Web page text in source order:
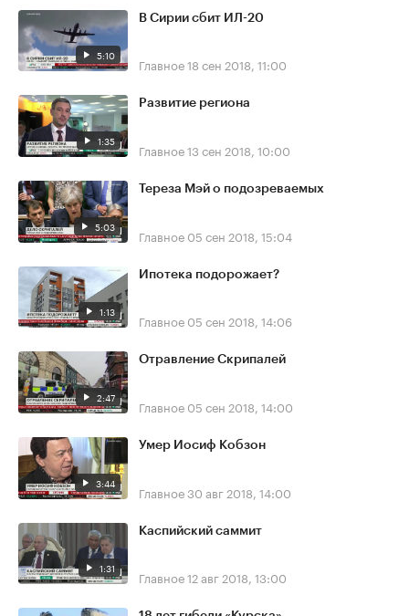
5:10
В Сирии сбит ИЛ-20
Главное18 сен 2018, 11:00
1:35
Развитие региона
Главное13 сен 2018, 10:00
5:03
Тереза Мэй о подозреваемых
Главное 05 сен 2018, 15:04
1:13
Ипотека подорожает?
Главное 05 сен 2018, 14:06
2:47
Отравление Скрипалей
Главное 05 сен 2018, 14:00
3:44
Умер Иосиф Кобзон
Главное30 авг 2018, 14:00
1:31
Каспийский саммит
Главное12 авг 2018, 13:00